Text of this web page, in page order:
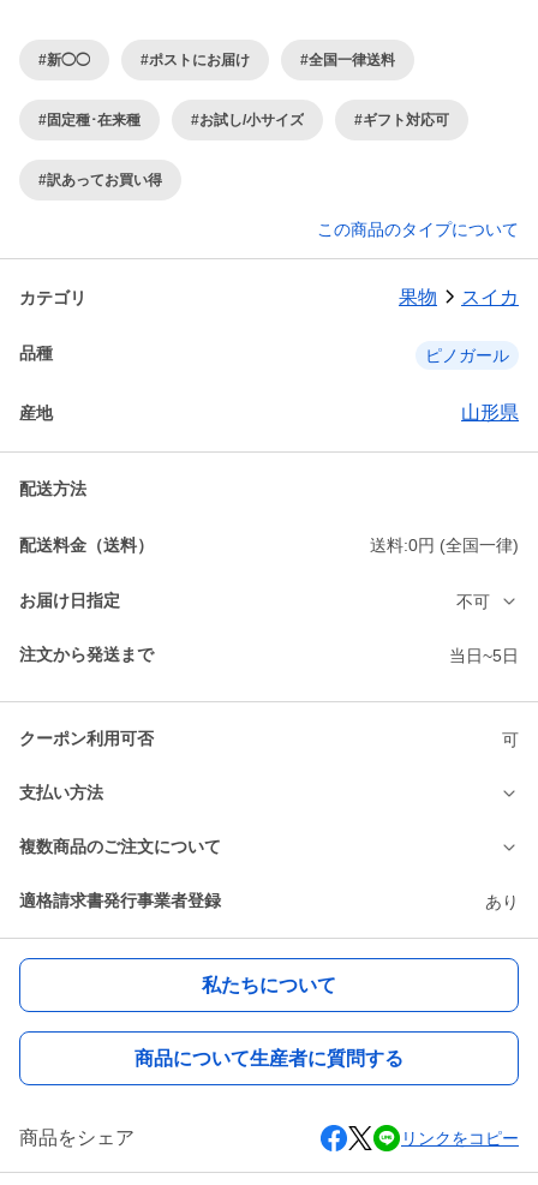
#新◯◯ #ポストにお届け #全国一律送料
#固定種･在来種 #お試し/小サイズ #ギフト対応可
#訳あってお買い得
この商品のタイプについて
カテゴリ 果物 スイカ
品種 ピノガール
産地 山形県
配送方法
配送料金（送料） 送料:0円 (全国一律)
お届け日指定 不可
注文から発送まで 当日~5日
クーポン利用可否 可
支払い方法
複数商品のご注文について
適格請求書発行事業者登録 あり
私たちについて
商品について生産者に質問する
商品をシェア リンクをコピー